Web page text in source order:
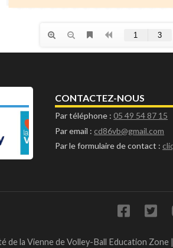
CONTACTEZ-NOUS
Par téléphone :05 49 54 87 15
Par email : cd86vb@gmail.com
Par le formulaire de contact :
de la Vienne de Volley-Ball Education Zone